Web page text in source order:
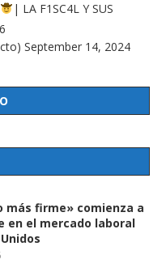
| LA F1SC4L Y SUS
September 14, 2024
más firme» comienza a
en el mercado laboral